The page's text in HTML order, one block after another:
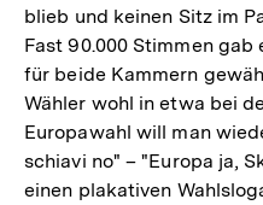
blieb und keinen Sitz im
Fast 90.000 Stimmen
für beide Kammern
Wähler wohl in etwa bei
Europawahl will man
schiavi no" – "Europa ja,
einen plakativen